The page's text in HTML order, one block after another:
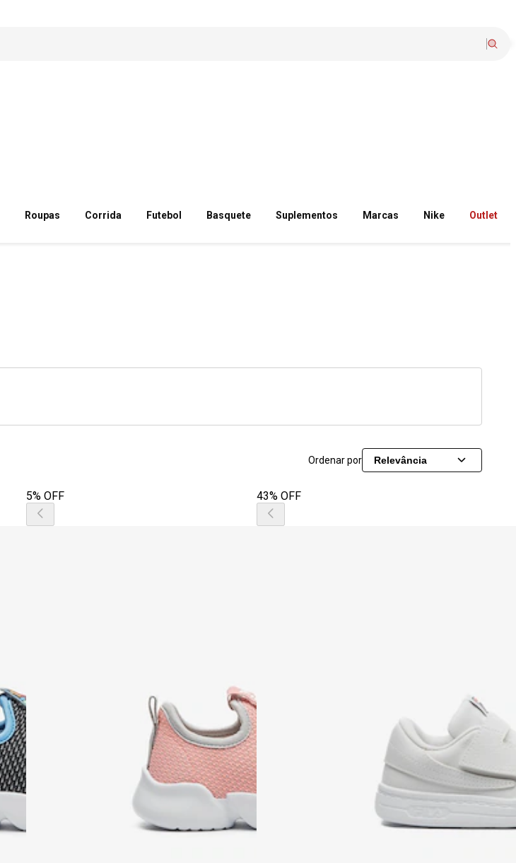
Roupas Corrida Futebol Basquete Suplementos Marcas Nike Outlet
Ordenar por Relevância
5% OFF 43% OFF